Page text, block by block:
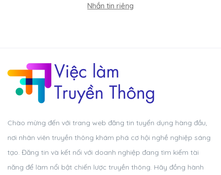
Nhắn tin riêng
Chào mừng đến với trang web đăng tin tuyển dụng hàng đầu,
nơi nhân viên truyền thông khám phá cơ hội nghề nghiệp sáng
tạo. Đăng tin và kết nối với doanh nghiệp đang tìm kiếm tài
năng để làm nổi bật chiến lược truyền thông. Hãy đồng hành